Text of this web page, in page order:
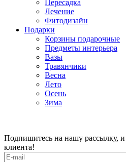
Пересадка
Лечение
Фитодизайн
Подарки
Корзины подарочные
Предметы интерьера
Вазы
Травянчики
Весна
Лето
Осень
Зима
Подпишитесь на нашу рассылку, и
клиента!